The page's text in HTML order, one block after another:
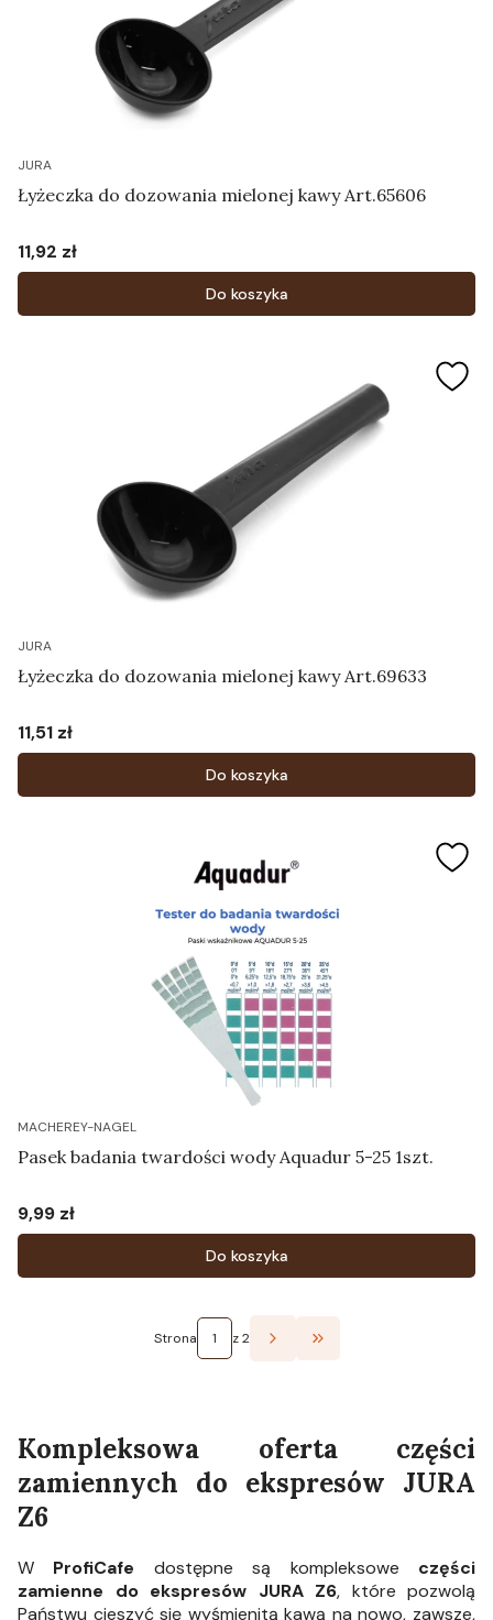
JURA
Łyżeczka do dozowania mielonej kawy Art.65606
Cena
11,92 zł
Do koszyka
JURA
Łyżeczka do dozowania mielonej kawy Art.69633
Cena
11,51 zł
Do koszyka
MACHEREY-NAGEL
Pasek badania twardości wody Aquadur 5-25 1szt.
Cena
9,99 zł
Do koszyka
Strona z 2 Przejdź do ostatniej
Kompleksowa oferta części
zamiennych do ekspresów JURA
Z6
W ProfiCafe dostępne są kompleksowe części
zamienne do ekspresów JURA Z6, które pozwolą
Państwu cieszyć się wyśmienitą kawą na nowo, zawsze,